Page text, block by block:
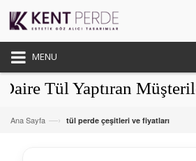
MENU
Yaptıran
Ana Sayfa —› tül perde çeşitleri ve fiyatları